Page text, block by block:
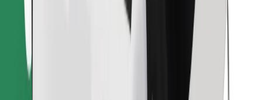
Pronađi svoje najdraže jelo!
Preuzmi aplikaciju Bolt Food